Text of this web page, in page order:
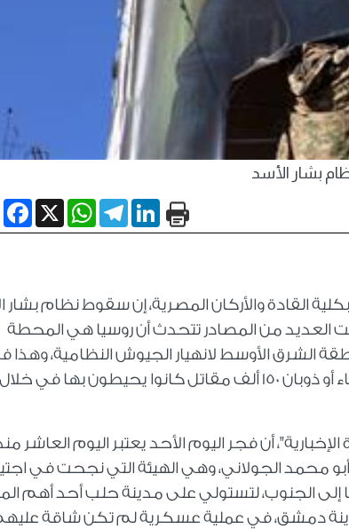
بشار الأسد
X
WhatsApp
TelegramLinkedIn
القادة والأركان المصرية، إن سقوط نظام بشار
العديد من المصادر تتحدث أن روسيا هي المحطة
الشرق الأوسط لانهيار الجيوش النظامية، وهذا
أن فجر اليوم الأحد يعتبر اليوم العاشر
محمد الجولاني، وهي الهيئة التي نجحت في
الجنوب، لتستولي على مدينة حلب أحد أهم
دمشق، في عملية عسكرية لم تكن شاقة